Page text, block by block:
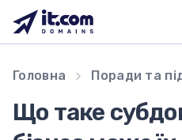
Перейти
до
вмісту
Наша
Головна Поради та
Що таке